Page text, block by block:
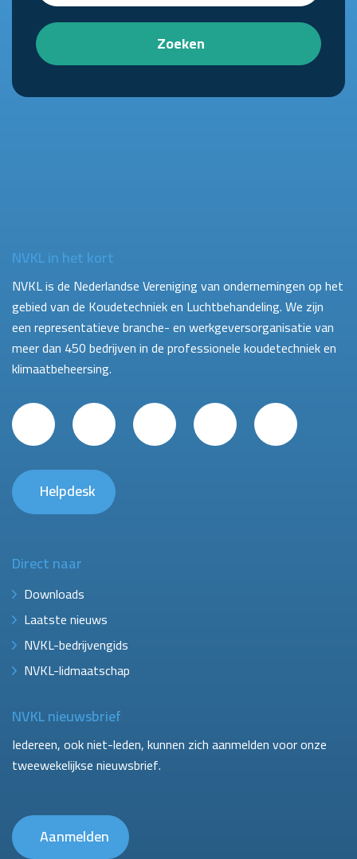
Zoeken
NVKL in het kort
NVKL is de Nederlandse Vereniging van ondernemingen op het
gebied van de Koudetechniek en Luchtbehandeling. We zijn
een representatieve branche- en werkgeversorganisatie van
meer dan 450 bedrijven in de professionele koudetechniek en
klimaatbeheersing.
Helpdesk
Direct naar
Downloads
Laatste nieuws
NVKL-bedrijvengids
NVKL-lidmaatschap
NVKL nieuwsbrief
Iedereen, ook niet-leden, kunnen zich aanmelden voor onze
tweewekelijkse nieuwsbrief.
Aanmelden